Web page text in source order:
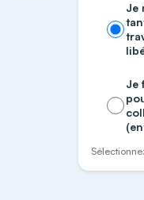
Je
Je